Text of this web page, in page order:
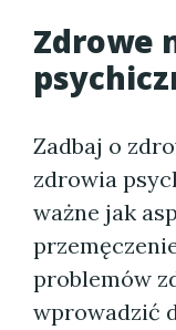
Zdrowe
Zadbaj o
zdrowia
ważne jak
problemów
wprowadzić